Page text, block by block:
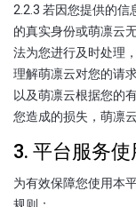
2.2.3 若因您提供的信
的真实身份或萌凛云
法为您进行及时处理
理解萌凛云对您的请
以及萌凛云根据您的
您造成的损失，萌凛
3. 平台服务使
为有效保障您使用本
规则：